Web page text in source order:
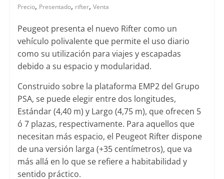
Precio, Presentado, rifter, Venta
Peugeot presenta el nuevo Rifter como un
vehículo polivalente que permite el uso diario
como su utilización para viajes y escapadas
debido a su espacio y modularidad.
Construido sobre la plataforma EMP2 del Grupo
PSA, se puede elegir entre dos longitudes,
Estándar (4,40 m) y Largo (4,75 m), que ofrecen 5
ó 7 plazas, respectivamente. Para aquellos que
necesitan más espacio, el Peugeot Rifter dispone
de una versión larga (+35 centímetros), que va
más allá en lo que se refiere a habitabilidad y
sentido práctico.